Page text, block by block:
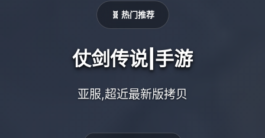
🧬 热门推荐
仗剑传说|手游
亚服,超近最新版拷贝